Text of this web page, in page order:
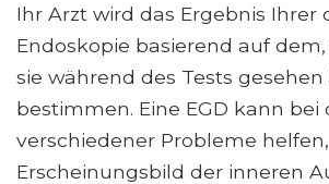
Ihr Arzt wird das Ergebnis Ihrer
Endoskopie basierend auf
sie während des Tests gesehen
bestimmen. Eine EGD kann bei
verschiedener Probleme
Erscheinungsbild der inneren